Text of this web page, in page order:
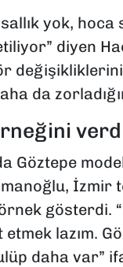
yok,
diyen
da
Göztepe
İzmir
örnek gösterdi.
lazım.
daha var”